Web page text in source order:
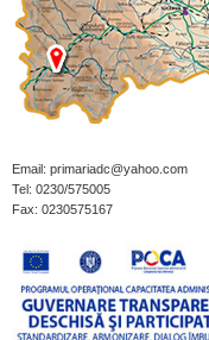
Email: primariadc@yahoo.com
Tel: 0230/575005
Fax: 0230575167